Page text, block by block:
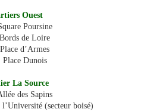
Ouest
Poursine
de Loire
d’Armes
Dunois
La Source
des Sapins
(secteur boisé)